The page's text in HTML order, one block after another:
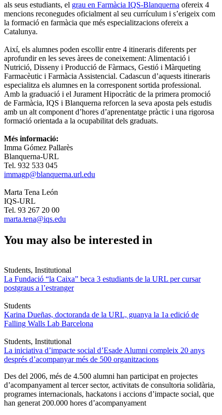
als seus estudiants, el grau en Farmàcia IQS-Blanquerna ofereix 4
mencions reconegudes oficialment al seu currículum i s’erigeix com
la formació en farmàcia que més especialitzacions ofereix a
Catalunya.
Així, els alumnes poden escollir entre 4 itineraris diferents per
aprofundir en les seves àrees de coneixement: Alimentació i
Nutrició, Disseny i Producció de Fàrmacs, Gestió i Màrqueting
Farmacèutic i Farmàcia Assistencial. Cadascun d’aquests itineraris
especialitza els alumnes en la corresponent sortida professional.
Amb la graduació i el Jurament Hipocràtic de la primera promoció
de Farmàcia, IQS i Blanquerna reforcen la seva aposta pels estudis
amb un alt component d’hores d’aprenentatge pràctic i una rigorosa
formació orientada a la ocupabilitat dels graduats.
Més informació:
Imma Gómez Pallarès
Blanquerna-URL
Tel. 932 533 045
immagp@blanquerna.url.edu
Marta Tena León
IQS-URL
Tel. 93 267 20 00
marta.tena@iqs.edu
You may also be interested in
Students, Institutional
La Fundació “la Caixa” beca 3 estudiants de la URL per cursar
postgraus a l’estranger
Students
Karina Dueñas, doctoranda de la URL, guanya la 1a edició de
Falling Walls Lab Barcelona
Students, Institutional
La iniciativa d’impacte social d’Esade Alumni compleix 20 anys
després d’acompanyar més de 500 organitzacions
Des del 2006, més de 4.500 alumni han participat en projectes
d’acompanyament al tercer sector, activitats de consultoria solidària,
programes internacionals, hackatons i accions d’impacte social, que
han generat 200.000 hores d’acompanyament